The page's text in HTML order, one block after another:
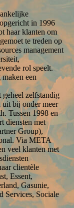
in 1996
haar klanten om
te treden op
management
rol speelt.
een
zelfstandig
uit bij onder meer
Tussen 1998 en
diensten met
Group),
Via META
veel klanten met
clientèle
Essent,
Gasunie,
Services, Sociale